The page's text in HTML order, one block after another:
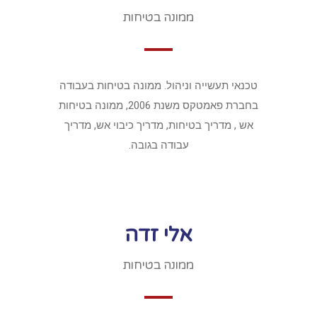
ממונה בטיחות
טכנאי תעשייה וניהול. ממונה בטיחות בעבודה
בחברת פאמטקס משנת 2006, ממונה בטיחות
אש , מדריך בטיחות, מדריך כיבוי אש, מדריך
עבודה בגובה.
אלי זדה
ממונה בטיחות